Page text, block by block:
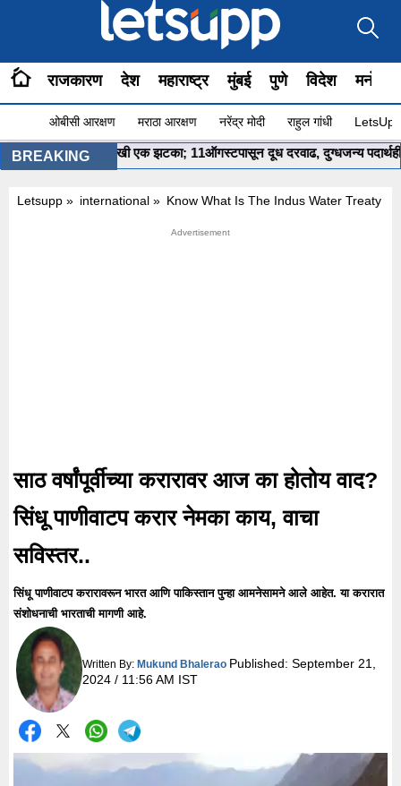
राजकारण देश महाराष्ट्र मुंबई पुणे विदेश
ओबीसी आरक्षण मराठा आरक्षण नरेंद्र मोदी राहुल गांधी
BREAKING
महागाईचा आणखी एक झटका; 11ऑगस्टपासून दूध दरवाढ, दुग्धजन्य पदार्थही 10
Letsupp » international » Know What Is The Indus Water Treaty
साठ वर्षांपूर्वीच्या करारावर आज का होतोय वाद?
सिंधू पाणीवाटप करार नेमका काय, वाचा
सविस्तर..
सिंधू पाणीवाटप करारावरून भारत आणि पाकिस्तान पुन्हा आमनेसामने आले आहेत. या करारात
संशोधनाची भारताची मागणी आहे.
Written By:Mukund Bhalerao Published:September 21,
2024 / 11:56 AM IST